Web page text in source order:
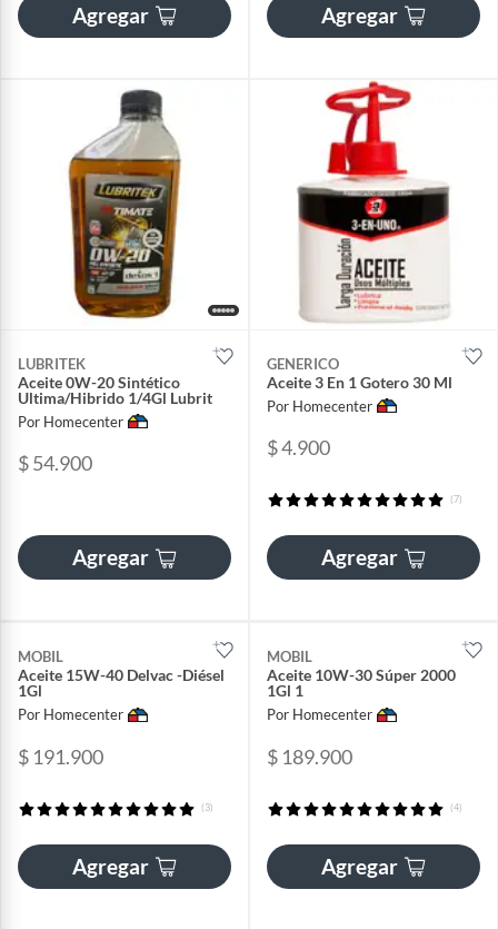
Agregar Agregar
LUBRITEK
Aceite 0W-20 Sintético
Ultima/Hibrido 1/4Gl Lubrit
Por Homecenter
$ 54.900
Agregar
GENERICO
Aceite 3 En 1 Gotero 30 Ml
Por Homecenter
$ 4.900
(7)
Agregar
MOBIL
Aceite 15W-40 Delvac -Diésel
1Gl
Por Homecenter
$ 191.900
(3)
Agregar
MOBIL
Aceite 10W-30 Súper 2000
1Gl 1
Por Homecenter
$ 189.900
(4)
Agregar